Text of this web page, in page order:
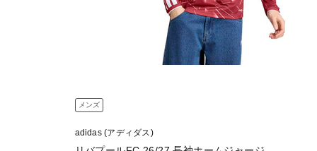
メンズ
adidas (アディダス)